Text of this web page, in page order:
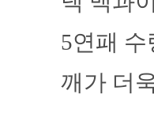
5연패
깨가 더